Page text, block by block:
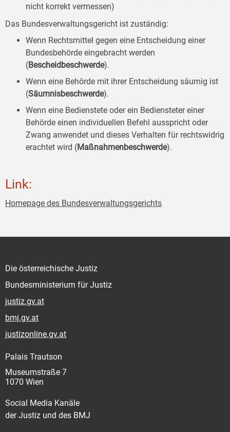
nicht korrekt vermessen)
Das Bundesverwaltungsgericht ist zuständig:
Wenn Rechtsmittel gegen eine Entscheidung einer
Bundesbehörde eingebracht werden
(Bescheidbeschwerde).
Wenn eine Behörde mit ihrer Entscheidung säumig ist
(Säumnisbeschwerde).
Wenn eine Bedienstete oder ein Bediensteter einer
Behörde einen individuellen Befehl ausspricht oder
Zwang anwendet und dieses Verhalten für rechtswidrig
erachtet wird (Maßnahmenbeschwerde).
Link:
Homepage des Bundesverwaltungsgerichts
Die österreichische Justiz
Bundesministerium für Justiz
justiz.gv.at
bmj.gv.at
justizonline.gv.at
Palais Trautson
Museumstraße 7
1070 Wien
Social Media Kanäle
der Justiz und des BMJ